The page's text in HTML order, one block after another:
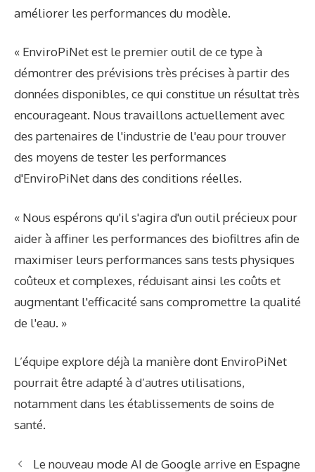
améliorer les performances du modèle.
« EnviroPiNet est le premier outil de ce type à
démontrer des prévisions très précises à partir des
données disponibles, ce qui constitue un résultat très
encourageant. Nous travaillons actuellement avec
des partenaires de l'industrie de l'eau pour trouver
des moyens de tester les performances
d'EnviroPiNet dans des conditions réelles.
« Nous espérons qu'il s'agira d'un outil précieux pour
aider à affiner les performances des biofiltres afin de
maximiser leurs performances sans tests physiques
coûteux et complexes, réduisant ainsi les coûts et
augmentant l'efficacité sans compromettre la qualité
de l'eau. »
L’équipe explore déjà la manière dont EnviroPiNet
pourrait être adapté à d’autres utilisations,
notamment dans les établissements de soins de
santé.
Le nouveau mode AI de Google arrive en Espagne